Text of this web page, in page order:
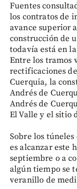
Fuentes
los contratos de
avance superior
construcción de
todavía está en
Entre los tramos
rectificaciones
Cuerquia, la
Andrés de
Andrés de
El Valle y el sitio
Sobre los
es alcanzar este
septiembre o a
algún tiempo se
veranillo de